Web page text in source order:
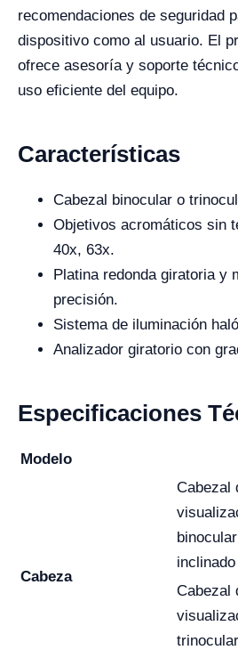
recomendaciones de seguridad
dispositivo como al usuario. El
ofrece asesoría y soporte
uso eficiente del equipo.
Características
Cabezal binocular o
Objetivos acromáticos sin
40x, 63x.
Platina redonda giratoria y
precisión.
Sistema de iluminación
Analizador giratorio con
Especificaciones
Modelo
Cabeza
Cabezal
inclinado
Cabezal